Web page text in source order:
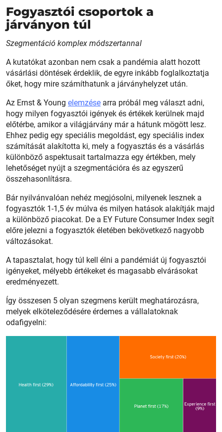
Fogyasztói csoportok a
járványon túl
Szegmentáció komplex módszertannal
A kutatókat azonban nem csak a pandémia alatt hozott
vásárlási döntések érdeklik, de egyre inkább foglalkoztatja
őket, hogy mire számíthatunk a járványhelyzet után.
Az Ernst & Young elemzése arra próbál meg választ adni,
hogy milyen fogyasztói igények és értékek kerülnek majd
előtérbe, amikor a világjárvány már a hátunk mögött lesz.
Ehhez pedig egy speciális megoldást, egy speciális index
számítását alakította ki, mely a fogyasztás és a vásárlás
különböző aspektusait tartalmazza egy értékben, mely
lehetőséget nyújt a szegmentációra és az egyszerű
összehasonlításra.
Bár nyilvánvalóan nehéz megjósolni, milyenek lesznek a
fogyasztók 1-1,5 év múlva és milyen hatások alakítják majd
a különböző piacokat. De a EY Future Consumer Index segít
előre jelezni a fogyasztók életében bekövetkező nagyobb
változásokat.
A tapasztalat, hogy túl kell élni a pandémiát új fogyasztói
igényeket, mélyebb értékeket és magasabb elvárásokat
eredményezett.
Így összesen 5 olyan szegmens került meghatározásra,
melyek elköteleződésére érdemes a vállalatoknak
odafigyelni: